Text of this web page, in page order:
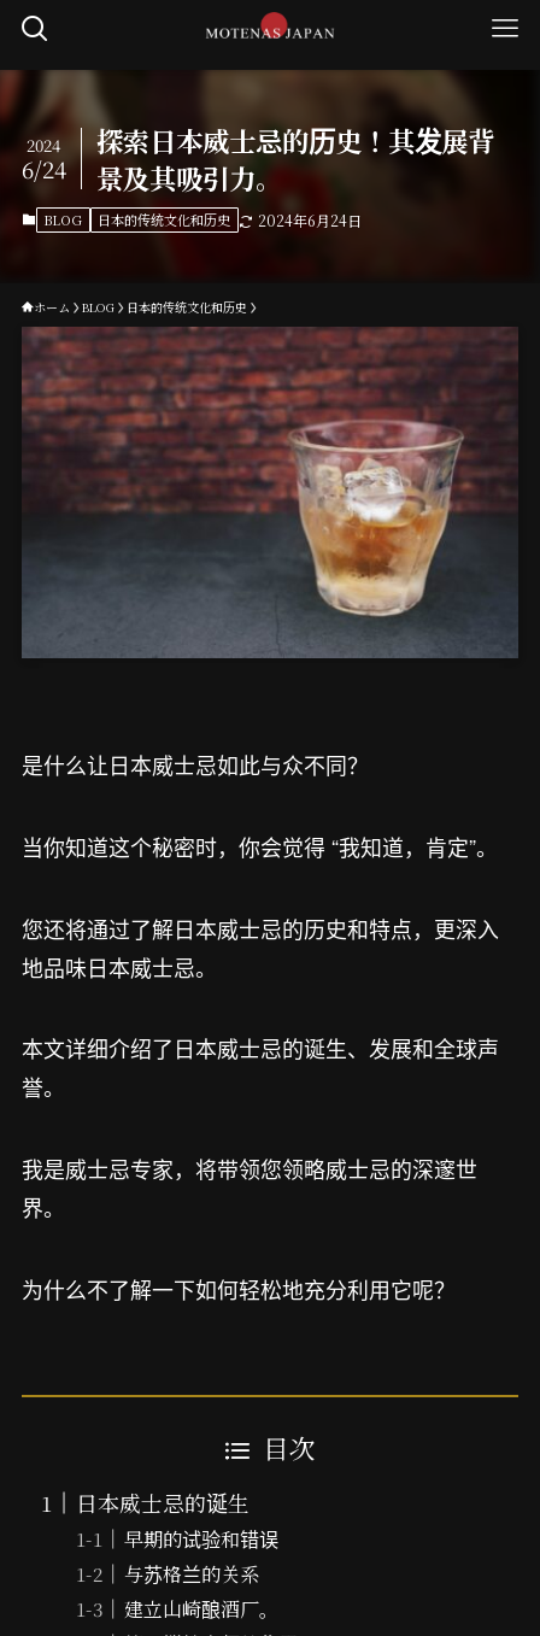
探索日本威士忌的历史！其发展背
景及其吸引力。
2024
6/24
BLOG 日本的传统文化和历史 2024年6月24日
ホーム BLOG 日本的传统文化和历史
是什么让日本威士忌如此与众不同？
当你知道这个秘密时，你会觉得 “我知道，肯定”。
您还将通过了解日本威士忌的历史和特点，更深入
地品味日本威士忌。
本文详细介绍了日本威士忌的诞生、发展和全球声
誉。
我是威士忌专家，将带领您领略威士忌的深邃世
界。
为什么不了解一下如何轻松地充分利用它呢？
目次
日本威士忌的诞生
早期的试验和错误
与苏格兰的关系
建立山崎酿酒厂。